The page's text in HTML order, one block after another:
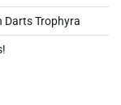
Darts Trophyra